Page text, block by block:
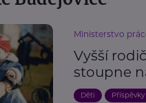
Ministerstvo
Vyšší
stoupne
Děti